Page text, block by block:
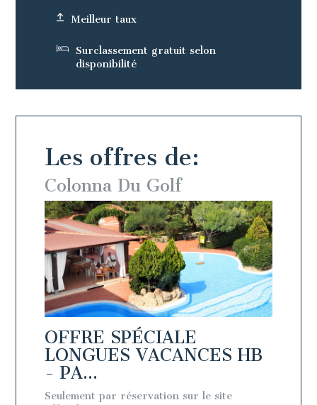
Les offres de:
Colonna Du Golf
OFFRE SPÉCIALE
LONGUES VACANCES HB
- PA...
Seulement par réservation sur le site
Meilleur taux
Surclassement gratuit selon
disponibilité